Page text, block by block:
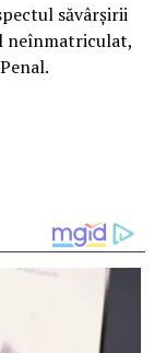
săvârşirii
neînmatriculat,